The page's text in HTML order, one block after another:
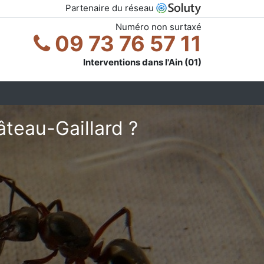
Partenaire du réseau
Numéro non surtaxé
09 73 76 57 11
Interventions dans l'Ain (01)
Gaillard ?